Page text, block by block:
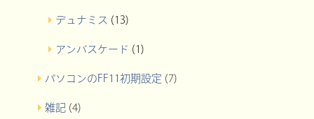
デュナミス (13)
アンバスケード (1)
パソコンのFF11初期設定 (7)
雑記 (4)